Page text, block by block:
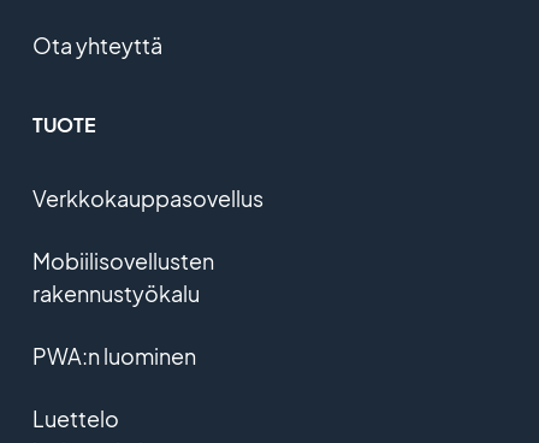
Ota yhteyttä
TUOTE
Verkkokauppasovellus
Mobiilisovellusten
rakennustyökalu
PWA:n luominen
Luettelo